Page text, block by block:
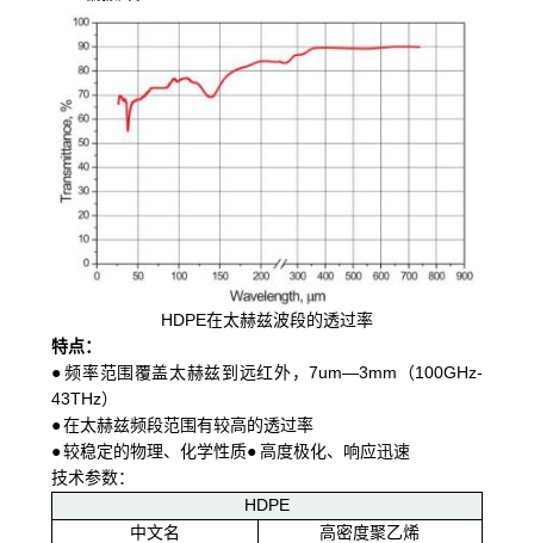
HDPE在太赫兹波段的透过率
特点：
● 频率范围覆盖太赫兹到远红外，7um—3mm（100GHz-
43THz）
● 在太赫兹频段范围有较高的透过率
● 较稳定的物理、化学性质● 高度极化、响应迅速
技术参数：
HDPE
中文名
高密度聚乙烯